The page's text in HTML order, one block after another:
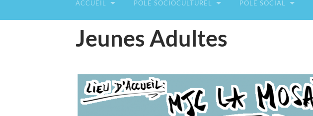
ACCUEIL PÔLE SOCIOCULTUREL PÔLE SOCIAL
Jeunes Adultes